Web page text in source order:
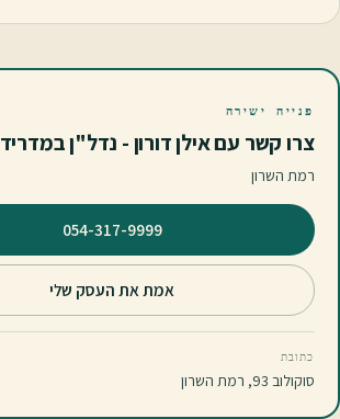
פנייה ישירה
צרו קשר עם אילן דורון - נדל"ן במדריד
רמת השרון
⁦054-317-9999⁩
אמת את העסק שלי
כתובת
סוקולוב 93, רמת השרון